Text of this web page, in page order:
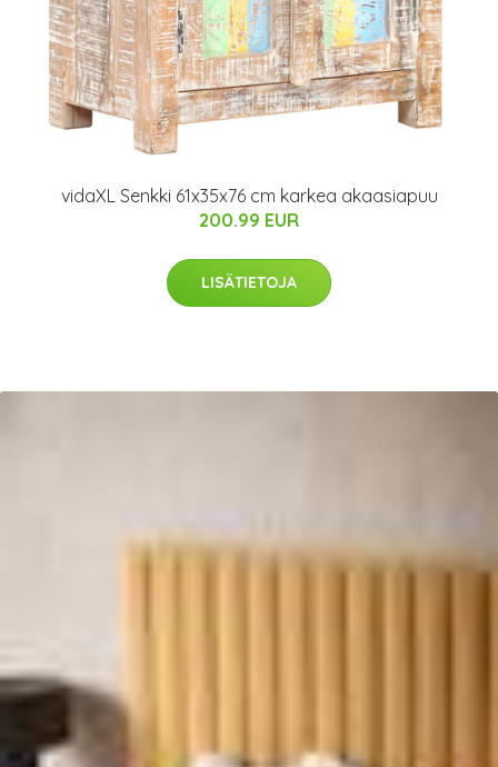
vidaXL Senkki 61x35x76 cm karkea akaasiapuu
200.99 EUR
LISÄTIETOJA